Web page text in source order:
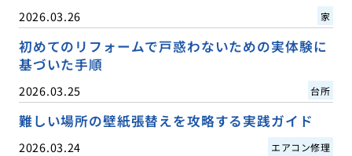
2026.03.26 家
初めてのリフォームで戸惑わないための実体験に
基づいた手順
2026.03.25 台所
難しい場所の壁紙張替えを攻略する実践ガイド
2026.03.24 エアコン修理